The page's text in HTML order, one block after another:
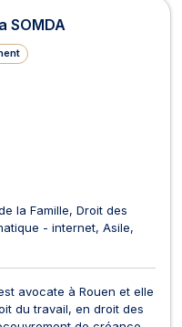
SOMDA
la Famille Droit des
- internet Asile
avocate à Rouen et elle
du travail, en droit des